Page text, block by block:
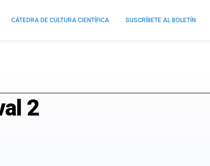
CÁTEDRA DE CULTURA CIENTÍFICA SUSCRÍBETE AL BOLETÍN
2